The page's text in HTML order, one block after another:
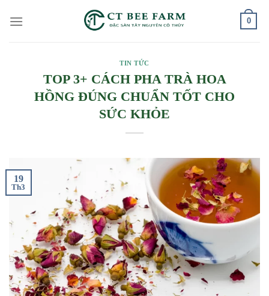
0
TIN TỨC
TOP 3+ CÁCH PHA TRÀ HOA
HỒNG ĐÚNG CHUẨN TỐT CHO
SỨC KHỎE
19
Th3